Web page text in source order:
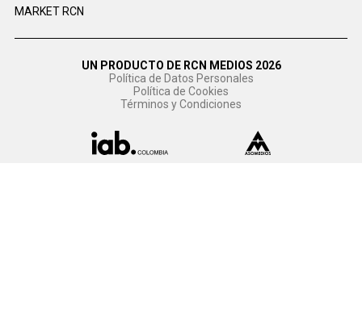
MARKET RCN
UN PRODUCTO DE RCN MEDIOS 2026
Política de Datos Personales
Política de Cookies
Términos y Condiciones